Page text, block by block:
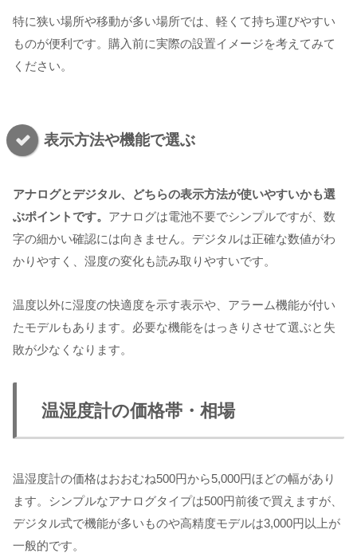
特に狭い場所や移動が多い場所では、軽くて持ち運びやすい
ものが便利です。購入前に実際の設置イメージを考えてみて
ください。
表示方法や機能で選ぶ
アナログとデジタル、どちらの表示方法が使いやすいかも選
ぶポイントです。 アナログは電池不要でシンプルですが、数
字の細かい確認には向きません。デジタルは正確な数値がわ
かりやすく、湿度の変化も読み取りやすいです。
温度以外に湿度の快適度を示す表示や、アラーム機能が付い
たモデルもあります。必要な機能をはっきりさせて選ぶと失
敗が少なくなります。
温湿度計の価格帯・相場
温湿度計の価格はおおむね500円から5,000円ほどの幅があり
ます。シンプルなアナログタイプは500円前後で買えますが、
デジタル式で機能が多いものや高精度モデルは3,000円以上が
一般的です。